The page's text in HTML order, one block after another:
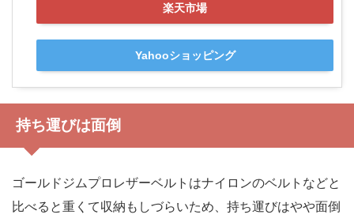
楽天市場
Yahooショッピング
持ち運びは面倒
ゴールドジムプロレザーベルトはナイロンのベルトなどと
比べると重くて収納もしづらいため、持ち運びはやや面倒